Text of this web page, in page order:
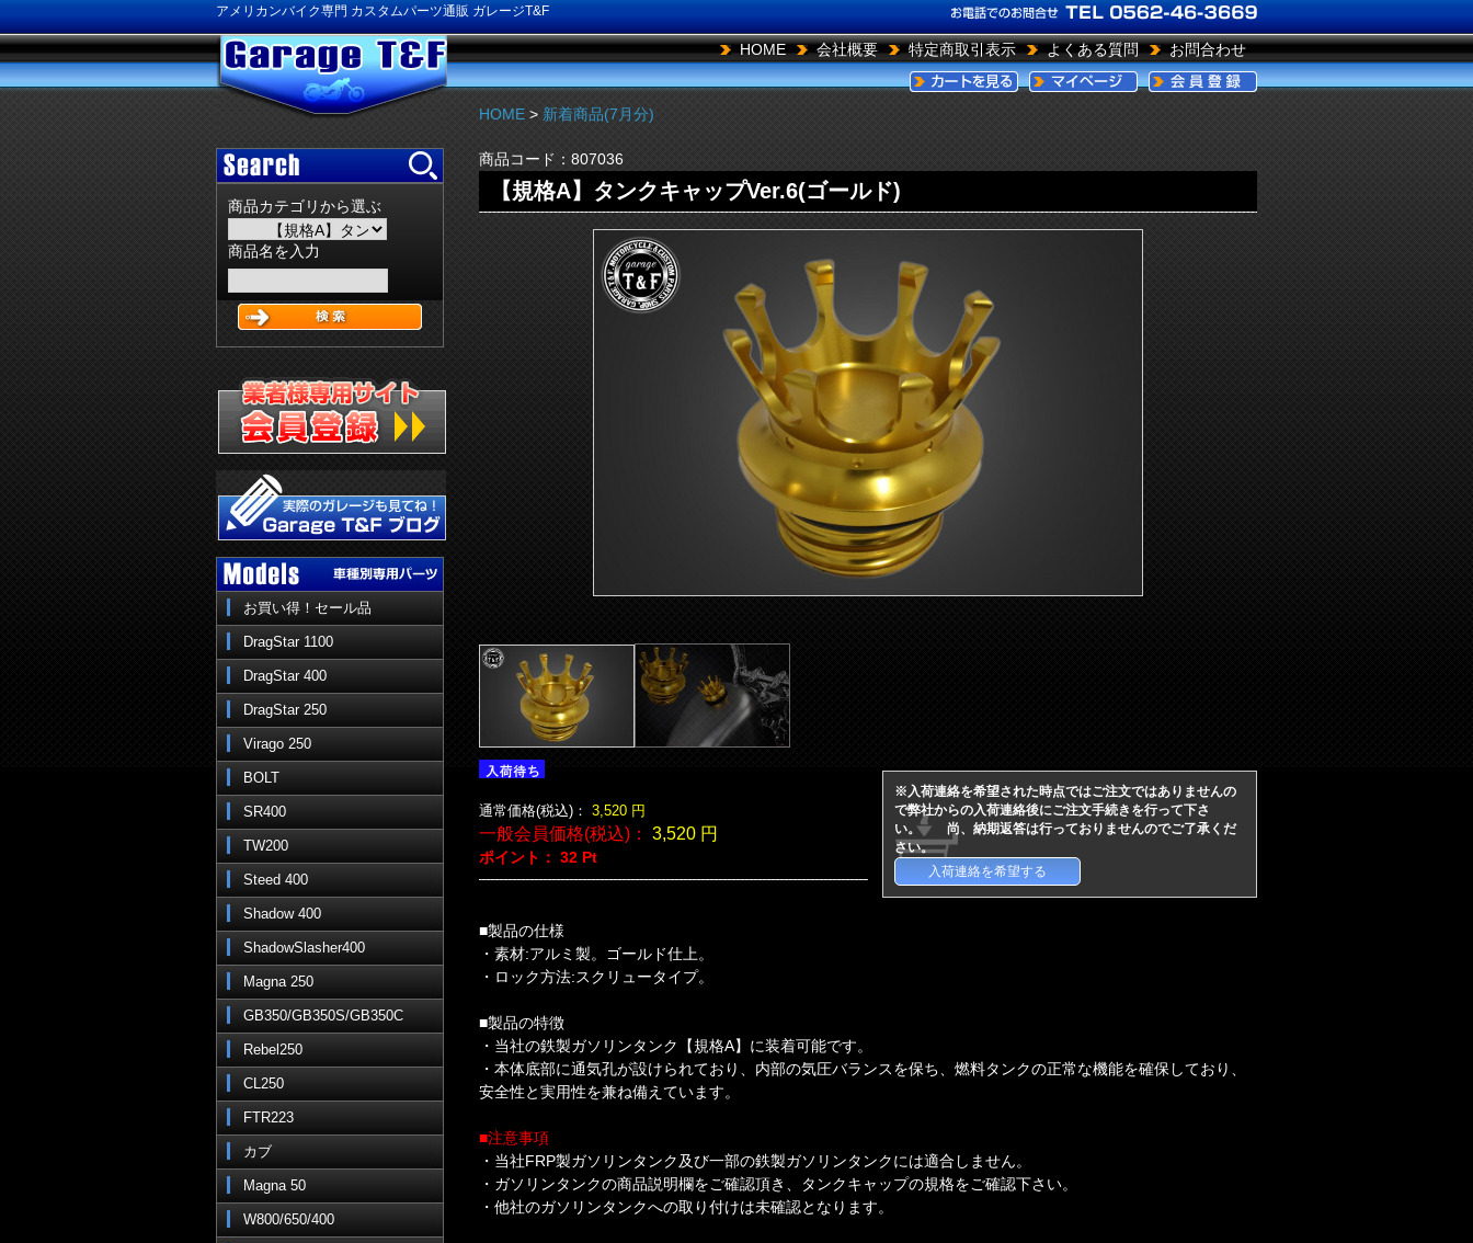
アメリカンバイク専門 カスタムパーツ通販 ガレージT&F
HOME 会社概要 特定商取引表示 よくある質問 お問合わせ
商品カテゴリから選ぶ
商品名を入力
お買い得！セール品
DragStar 1100
DragStar 400
DragStar 250
Virago 250
BOLT
SR400
TW200
Steed 400
Shadow 400
ShadowSlasher400
Magna 250
GB350/GB350S/GB350C
Rebel250
CL250
FTR223
カブ
Magna 50
W800/650/400
HOME > 新着商品(7月分)
商品コード： 807036
【規格A】タンクキャップVer.6(ゴールド)
通常価格(税込)： 3,520 円
一般会員価格(税込)： 3,520 円
ポイント： 32 Pt
※入荷連絡を希望された時点ではご注文ではありませんの
で弊社からの入荷連絡後にご注文手続きを行って下さ
い。 尚、納期返答は行っておりませんのでご了承くだ
さい。
入荷連絡を希望する
■製品の仕様
・素材:アルミ製。ゴールド仕上。
・ロック方法:スクリュータイプ。
■製品の特徴
・当社の鉄製ガソリンタンク【規格A】に装着可能です。
・本体底部に通気孔が設けられており、内部の気圧バランスを保ち、燃料タンクの正常な機能を確保しており、
安全性と実用性を兼ね備えています。
■注意事項
・当社FRP製ガソリンタンク及び一部の鉄製ガソリンタンクには適合しません。
・ガソリンタンクの商品説明欄をご確認頂き、タンクキャップの規格をご確認下さい。
・他社のガソリンタンクへの取り付けは未確認となります。